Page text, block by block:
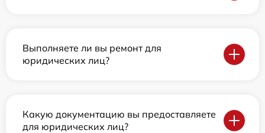
Выполняете ли вы ремонт для
юридических лиц?
Какую документацию вы предоставляете
для юридических лиц?